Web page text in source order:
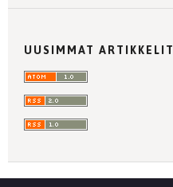
UUSIMMAT ARTIKKELIT